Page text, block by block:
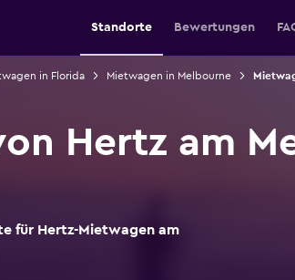
Standorte Bewertungen
in Florida Mietwagen in Melbourne
Hertz am
für Hertz-Mietwagen am